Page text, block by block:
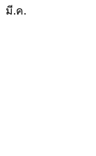
มี.ค.